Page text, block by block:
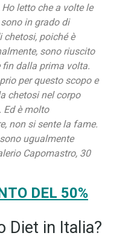
Ho letto che a volte le
in grado di
chetosi, poiché è
sono riuscito
dalla prima volta.
per questo scopo e
chetosi nel corpo
Ed è molto
non si sente la fame.
ugualmente
Capomastro, 30
DEL 50%
Diet in Italia?